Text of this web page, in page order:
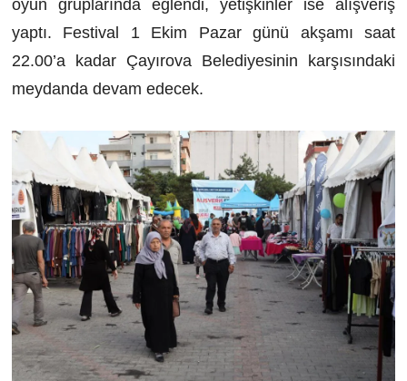
oyun gruplarında eğlendi, yetişkinler ise alışveriş
yaptı. Festival 1 Ekim Pazar günü akşamı saat
22.00’a kadar Çayırova Belediyesinin karşısındaki
meydanda devam edecek.